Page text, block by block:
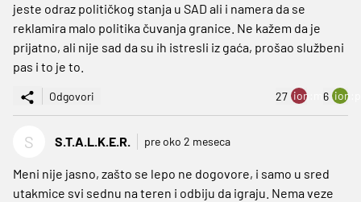
jeste odraz političkog stanja u SAD ali i namera da se
reklamira malo politika čuvanja granice. Ne kažem da je
prijatno, ali nije sad da su ih istresli iz gaća, prošao službeni
pas i to je to.
Odgovori 27 ion:minus
6
S S.T.A.L.K.E.R. pre oko 2 meseca
Meni nije jasno, zašto se lepo ne dogovore, i samo u sred
utakmice svi sednu na teren i odbiju da igraju. Nema veze